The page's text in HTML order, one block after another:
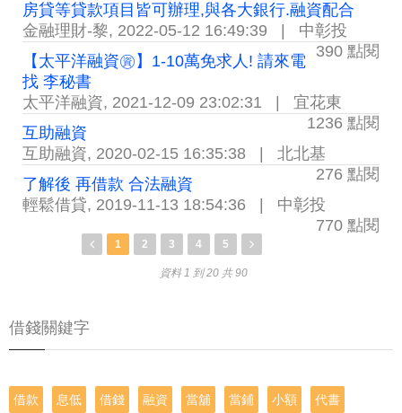
房貸等貸款項目皆可辦理,與各大銀行.融資配合
金融理財-黎, 2022-05-12 16:49:39
中彰投
390 點閱
【太平洋融資㊮】1-10萬免求人! 請來電
找 李秘書
太平洋融資, 2021-12-09 23:02:31
宜花東
1236 點閱
互助融資
互助融資, 2020-02-15 16:35:38
北北基
276 點閱
了解後 再借款 合法融資
輕鬆借貸, 2019-11-13 18:54:36
中彰投
770 點閱
1 2 3 4 5
資料 1 到 20 共 90
借錢關鍵字
借款 息低 借錢 融資 當舖 當鋪 小額 代書